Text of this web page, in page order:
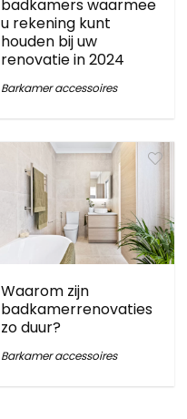
badkamers waarmee
u rekening kunt
houden bij uw
renovatie in 2024
Barkamer accessoires
Waarom zijn
badkamerrenovaties
zo duur?
Barkamer accessoires